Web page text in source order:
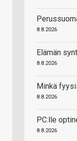
8.8.2026
Elämän
8.8.2026
Minkä
8.8.2026
PC:lle
8.8.2026